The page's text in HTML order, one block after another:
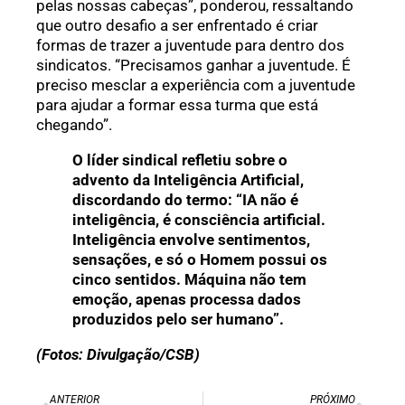
pelas nossas cabeças”, ponderou, ressaltando
que outro desafio a ser enfrentado é criar
formas de trazer a juventude para dentro dos
sindicatos. “Precisamos ganhar a juventude. É
preciso mesclar a experiência com a juventude
para ajudar a formar essa turma que está
chegando”.
O líder sindical refletiu sobre o
advento da Inteligência Artificial,
discordando do termo: “IA não é
inteligência, é consciência artificial.
Inteligência envolve sentimentos,
sensações, e só o Homem possui os
cinco sentidos. Máquina não tem
emoção, apenas processa dados
produzidos pelo ser humano”.
(Fotos: Divulgação/CSB)
ANTERIOR PRÓXIMO